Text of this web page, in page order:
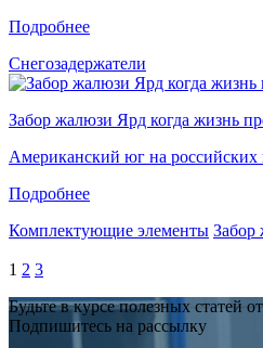
Подробнее
Снегозадержатели
Забор жалюзи Ярд когда жизнь
Американский юг на российских
Подробнее
Комплектующие элементы Забор
1 2 3
Будьте в курсе полезных статей
Подпишитесь на рассылку